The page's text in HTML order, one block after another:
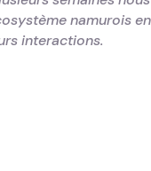
namurois
interactions.